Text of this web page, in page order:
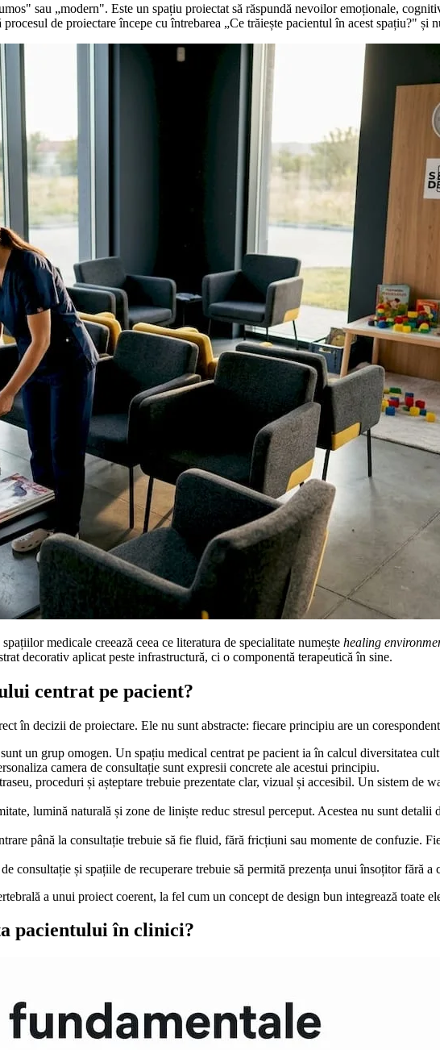
sau „modern". Este un spațiu proiectat să răspundă nevoilor emoționale,
de proiectare începe cu întrebarea „Ce trăiește pacientul în acest spațiu?" și
medicale creează ceea ce literatura de specialitate numește healing
decorativ aplicat peste infrastructură, ci o componentă terapeutică în sine.
centrat pe pacient?
în decizii de proiectare. Ele nu sunt abstracte: fiecare principiu are un
un grup omogen. Un spațiu medical centrat pe pacient ia în calcul diversitatea
camera de consultație sunt expresii concrete ale acestui principiu.
proceduri și așteptare trebuie prezentate clar, vizual și accesibil. Un sistem de
lumină naturală și zone de liniște reduc stresul perceput. Acestea nu sunt
până la consultație trebuie să fie fluid, fără fricțiuni sau momente de confuzie.
consultație și spațiile de recuperare trebuie să permită prezența unui însoțitor fără
a unui proiect coerent, la fel cum un concept de design bun integrează toate
pacientului în clinici?